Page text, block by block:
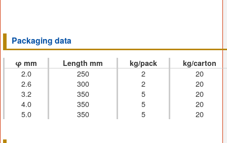
Packaging data
φ mm Length mm kg/pack kg/carton
2.0 250 2
20
2.6
300 2
20
3.2
350 5
20
4.0
350 5
20
5.0
350 5 20